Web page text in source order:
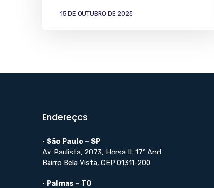
15 DE OUTUBRO DE 2025
Endereços
• São Paulo – SP
Av. Paulista, 2073, Horsa II, 17º And.
Bairro Bela Vista, CEP 01311-200
• Palmas – TO